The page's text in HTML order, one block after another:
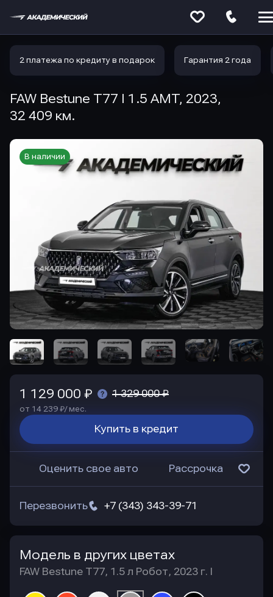
2 платежа по кредиту в подарок Гарантия 2 года
FAW Bestune T77 I 1.5 AMT, 2023,
32 409 км.
В наличии
1 129 000 ₽ 1 329 000 ₽
от 14 239 ₽/ мес.
Купить в кредит
Оценить свое авто Рассрочка
+7 (343) 343-39-71
Перезвонить
Модель в других цветах
FAW Bestune T77, 1.5 л Робот, 2023 г. I